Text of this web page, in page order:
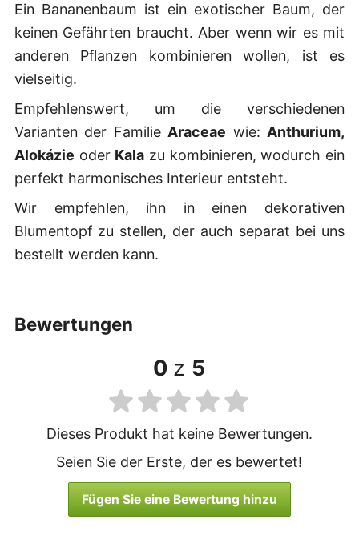
Ein Bananenbaum ist ein exotischer Baum, der
keinen Gefährten braucht. Aber wenn wir es mit
anderen Pflanzen kombinieren wollen, ist es
vielseitig.
Empfehlenswert, um die verschiedenen
Varianten der FamilieAraceae wie:Anthurium,
Alokázie oder Kala zu kombinieren, wodurch ein
perfekt harmonisches Interieur entsteht.
Wir empfehlen, ihn in einen dekorativen
Blumentopf zu stellen, der auch separat bei uns
bestellt werden kann.
bewertungen
0 z 5
Dieses Produkt hat keine Bewertungen.
Seien Sie der Erste, der es bewertet!
Fügen Sie eine Bewertung hinzu